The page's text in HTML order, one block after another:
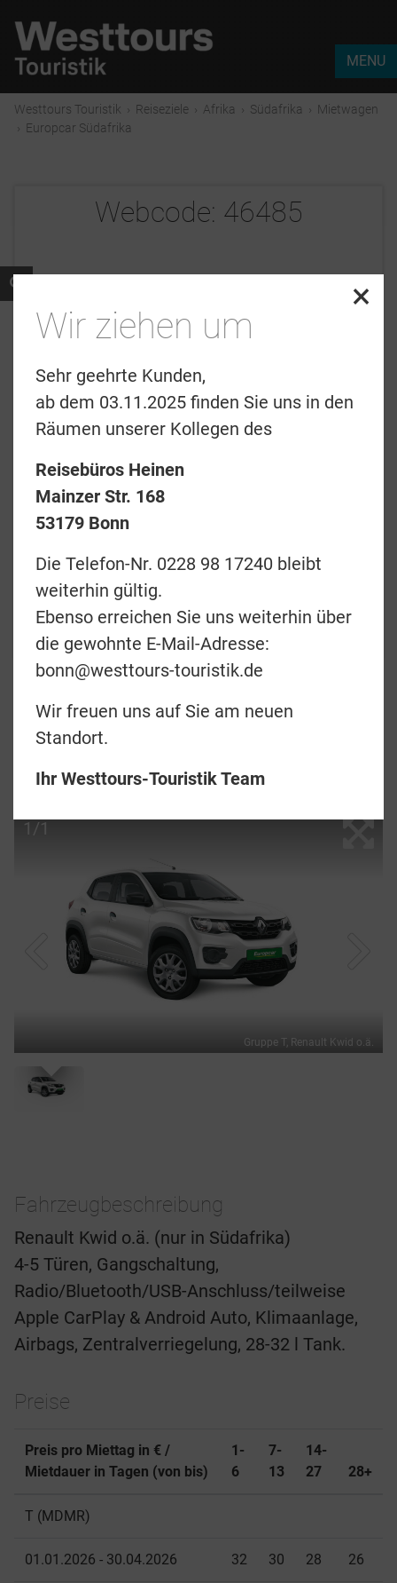
MENU
Westtours Touristik › Reiseziele › Afrika › Südafrika › Mietwagen
› Europcar Südafrika
Webcode: 46485
Preise & Termine
zurück
Europcar Südafrika
Kat. T (MDMR) - Mini
1/1
Gruppe T, Renault Kwid o.ä.
Fahrzeugbeschreibung
Renault Kwid o.ä. (nur in Südafrika)
4-5 Türen, Gangschaltung,
Radio/Bluetooth/USB-Anschluss/teilweise
Apple CarPlay & Android Auto, Klimaanlage,
Airbags, Zentralverriegelung, 28-32 l Tank.
Preise
Preis pro Miettag in € /
Mietdauer in Tagen (von bis)
1-
6
7-
13
14-
27
28+
T (MDMR)
01.01.2026 - 30.04.2026 32 30 28 26
×
Wir ziehen um
Sehr geehrte Kunden,
ab dem 03.11.2025 finden Sie uns in den
Räumen unserer Kollegen des
Reisebüros Heinen
Mainzer Str. 168
53179 Bonn
Die Telefon-Nr. 0228 98 17240 bleibt
weiterhin gültig.
Ebenso erreichen Sie uns weiterhin über
die gewohnte E-Mail-Adresse:
bonn@westtours-touristik.de
Wir freuen uns auf Sie am neuen
Standort.
Ihr Westtours-Touristik Team